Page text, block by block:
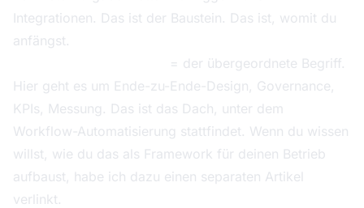
Integrationen. Das ist der Baustein. Das ist, womit du
anfängst.
= der übergeordnete Begriff.
Hier geht es um Ende-zu-Ende-Design, Governance,
KPIs, Messung. Das ist das Dach, unter dem
Workflow-Automatisierung stattfindet. Wenn du wissen
willst, wie du das als Framework für deinen Betrieb
aufbaust, habe ich dazu einen separaten Artikel
verlinkt.